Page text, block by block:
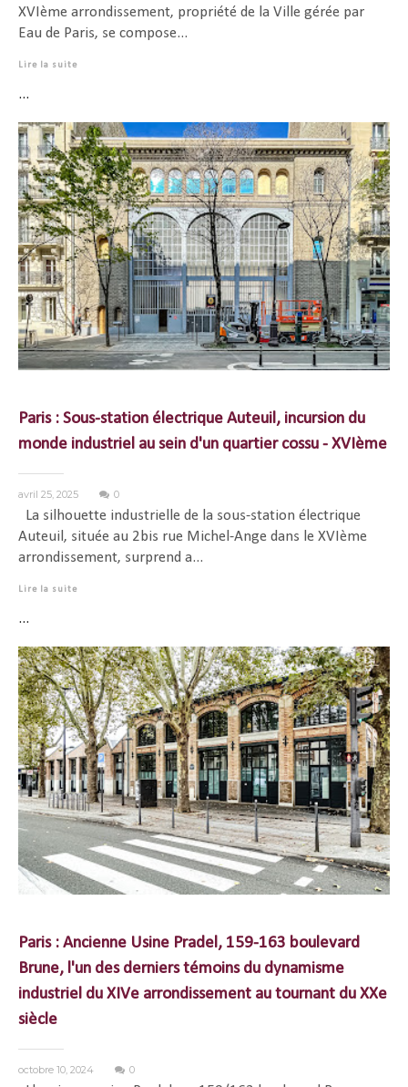
XVIème arrondissement, propriété de la Ville gérée par
Eau de Paris, se compose...
Lire la suite
...
Paris : Sous-station électrique Auteuil, incursion du
monde industriel au sein d'un quartier cossu - XVIème
avril 25, 2025 0
La silhouette industrielle de la sous-station électrique
Auteuil, située au 2bis rue Michel-Ange dans le XVIème
arrondissement, surprend a...
Lire la suite
...
Paris : Ancienne Usine Pradel, 159-163 boulevard
Brune, l'un des derniers témoins du dynamisme
industriel du XIVe arrondissement au tournant du XXe
siècle
octobre 10, 2024 0